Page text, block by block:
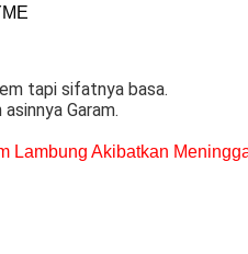
tapi sifatnya basa.
Garam.
Lambung Akibatkan